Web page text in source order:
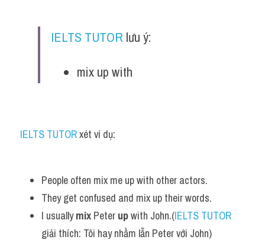
IELTS TUTOR lưu ý:
mix up with
IELTS TUTOR xét ví dụ:
People often mix me up with other actors.
They get confused and mix up their words.
I usually mix Peter up with John.(IELTS TUTOR
giải thích: Tôi hay nhầm lẫn Peter với John)